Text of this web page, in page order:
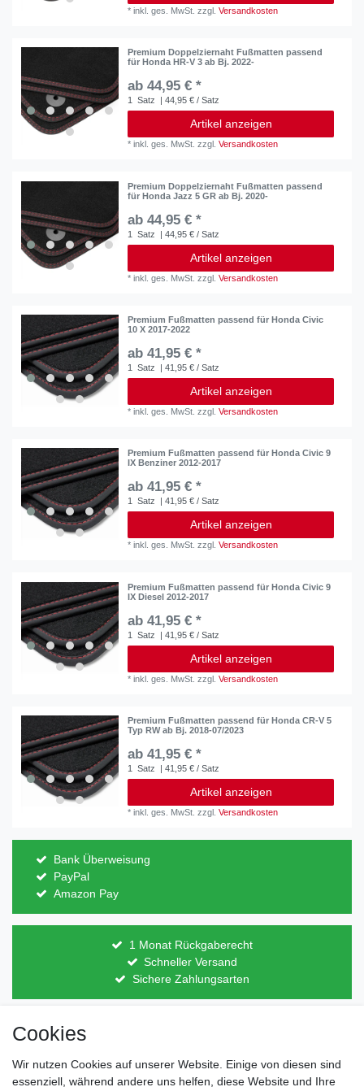
*inkl. ges. MwSt. zzgl.Versandkosten
Premium Doppelziernaht Fußmatten passend
für Honda HR-V 3 ab Bj. 2022-
ab 44,95 € *
1 Satz | 44,95 € / Satz
Artikel anzeigen
*inkl. ges. MwSt. zzgl.Versandkosten
Premium Doppelziernaht Fußmatten passend
für Honda Jazz 5 GR ab Bj. 2020-
ab 44,95 € *
1 Satz | 44,95 € / Satz
Artikel anzeigen
*inkl. ges. MwSt. zzgl.Versandkosten
Premium Fußmatten passend für Honda Civic
10 X 2017-2022
ab 41,95 € *
1 Satz | 41,95 € / Satz
Artikel anzeigen
*inkl. ges. MwSt. zzgl.Versandkosten
Premium Fußmatten passend für Honda Civic 9
IX Benziner 2012-2017
ab 41,95 € *
1 Satz | 41,95 € / Satz
Artikel anzeigen
*inkl. ges. MwSt. zzgl.Versandkosten
Premium Fußmatten passend für Honda Civic 9
IX Diesel 2012-2017
ab 41,95 € *
1 Satz | 41,95 € / Satz
Artikel anzeigen
*inkl. ges. MwSt. zzgl.Versandkosten
Premium Fußmatten passend für Honda CR-V 5
Typ RW ab Bj. 2018-07/2023
ab 41,95 € *
1 Satz | 41,95 € / Satz
Artikel anzeigen
*inkl. ges. MwSt. zzgl.Versandkosten
Bank Überweisung
PayPal
Amazon Pay
1 Monat Rückgaberecht
Schneller Versand
Sichere Zahlungsarten
Direkt vom Hersteller
Lagerware
Cookies
Wir nutzen Cookies auf unserer Website. Einige von diesen sind
essenziell, während andere uns helfen, diese Website und Ihre